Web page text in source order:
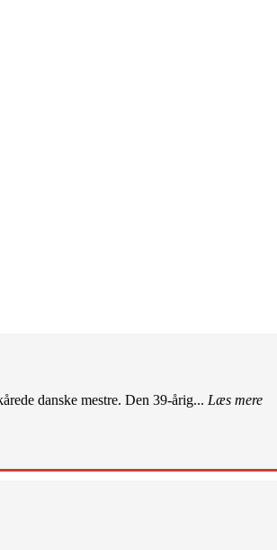
danske mestre. Den 39-årig... Læs mere